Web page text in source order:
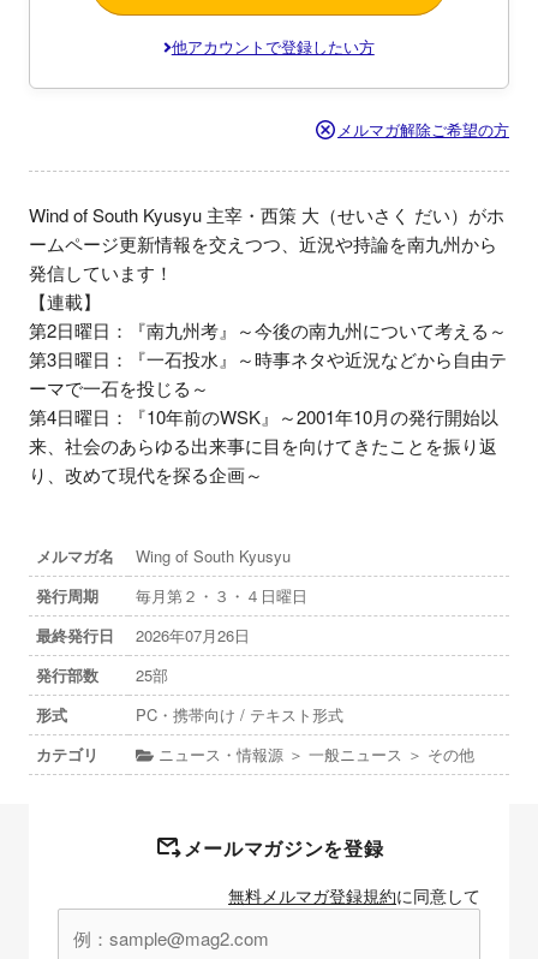
他アカウントで登録したい方
メルマガ解除ご希望の方
Wind of South Kyusyu 主宰・西策 大（せいさく だい）がホ
ームページ更新情報を交えつつ、近況や持論を南九州から
発信しています！
【連載】
第2日曜日：『南九州考』～今後の南九州について考える～
第3日曜日：『一石投水』～時事ネタや近況などから自由テ
ーマで一石を投じる～
第4日曜日：『10年前のWSK』～2001年10月の発行開始以
来、社会のあらゆる出来事に目を向けてきたことを振り返
り、改めて現代を探る企画～
メルマガ名
Wing of South Kyusyu
発行周期
毎月第２・３・４日曜日
最終発行日
2026年07月26日
発行部数
25部
形式
PC・携帯向け / テキスト形式
カテゴリ
ニュース・情報源 ＞ 一般ニュース ＞ その他
メールマガジンを登録
無料メルマガ登録規約に同意して